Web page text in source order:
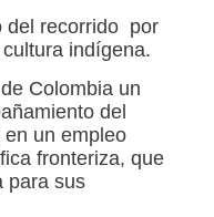
del recorrido por
indígena.
Colombia un
del
un empleo
fronteriza, que
para sus